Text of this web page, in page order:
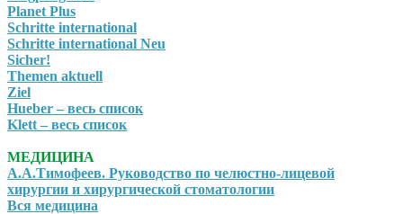
Planet Plus
Schritte international
Schritte international Neu
Sicher!
Themen aktuell
Ziel
Hueber – весь список
Klett – весь список
МЕДИЦИНА
А.А.Тимофеев. Руководство по челюстно-лицевой
хирургии и хирургической стоматологии
Вся медицина